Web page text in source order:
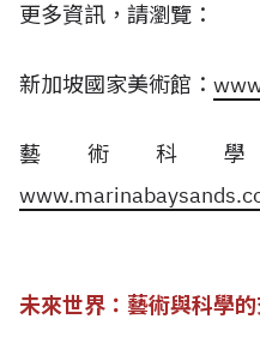
更多資訊，請瀏覽：
新加坡國家美術館：
藝術科
未來世界：藝術與科學